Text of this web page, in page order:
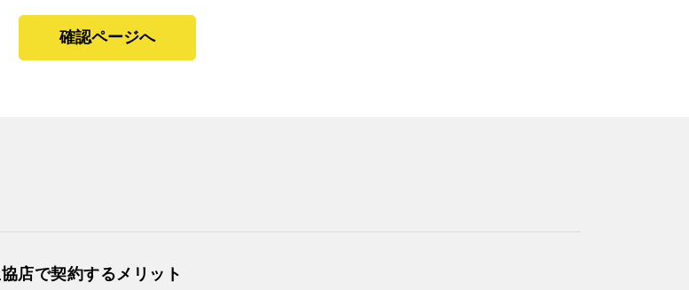
確認ページへ
店で契約するメリット